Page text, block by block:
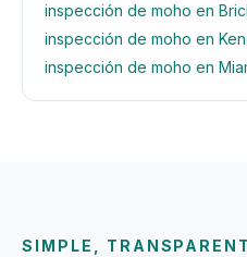
inspección de moho en
inspección de moho en
inspección de moho en
SIMPLE,